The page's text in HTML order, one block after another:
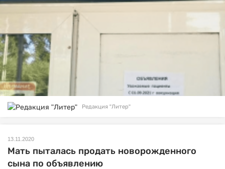
Редакция "Литер"
13.11.2020
Мать пыталась продать новорожденного
сына по объявлению